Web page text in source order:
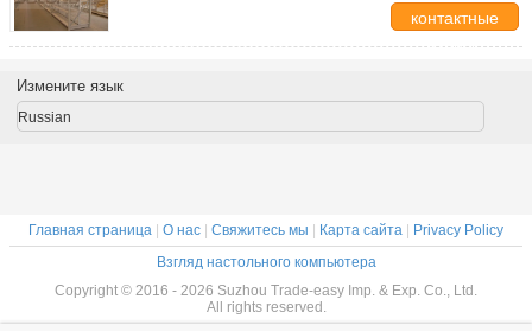
контактные
данные
Измените язык
Russian
Главная страница О нас Свяжитесь мы Карта сайта
Privacy Policy
Взгляд настольного компьютера
Copyright © 2016 - 2026 Suzhou Trade-easy Imp. & Exp. Co., Ltd.
All rights reserved.